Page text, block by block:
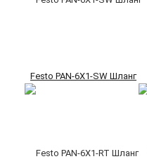
Festo PAN-6X1-SW Шланг